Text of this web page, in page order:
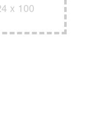
x 100